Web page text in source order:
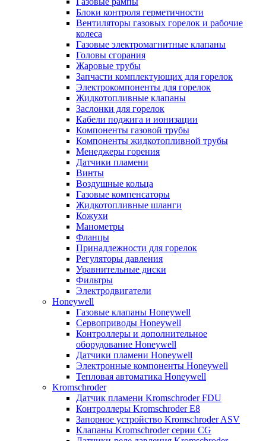
Блоки контроля герметичности
Вентиляторы газовых горелок и рабочие
колеса
Газовые электромагнитные клапаны
Головы сгорания
Жаровые трубы
Запчасти комплектующих для горелок
Электрокомпоненты для горелок
Жидкотопливные клапаны
Заслонки для горелок
Кабели поджига и ионизации
Компоненты газовой трубы
Компоненты жидкотопливной трубы
Менеджеры горения
Датчики пламени
Винты
Воздушные кольца
Газовые компенсаторы
Жидкотопливные шланги
Кожухи
Манометры
Фланцы
Принадлежности для горелок
Регуляторы давления
Уравнительные диски
Фильтры
Электродвигатели
Honeywell
Газовые клапаны Honeywell
Сервоприводы Honeywell
Контроллеры и дополнительное
оборудование Honeywell
Датчики пламени Honeywell
Электронные компоненты Honeywell
Тепловая автоматика Honeywell
Kromschroder
Датчик пламени Kromschroder FDU
Контроллеры Kromschroder E8
Запорное устройство Kromschroder ASV
Клапаны Kromschroder серии CG